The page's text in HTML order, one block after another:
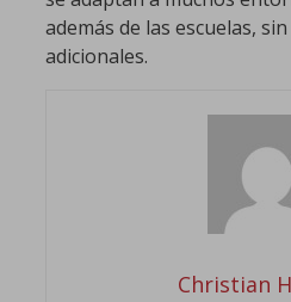
además de las escuelas,
adicionales.
Christian